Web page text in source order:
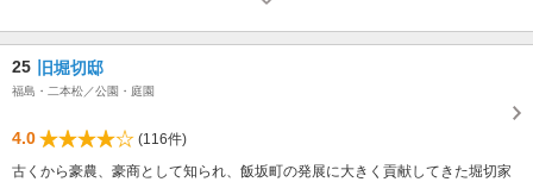
25 旧堀切邸
福島・二本松／公園・庭園
4.0
(116件)
古くから豪農、豪商として知られ、飯坂町の発展に大きく貢献してきた堀切家